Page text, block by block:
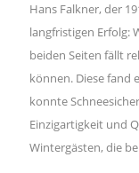
Hans Falkner, der
langfristigen Erfolg:
beiden Seiten fällt
können. Diese fand
konnte
Einzigartigkeit und
Wintergästen, die